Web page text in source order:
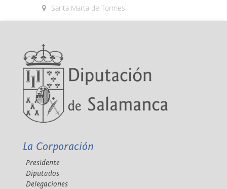
Santa Marta de Tormes
La Corporación
Presidente
Diputados
Delegaciones